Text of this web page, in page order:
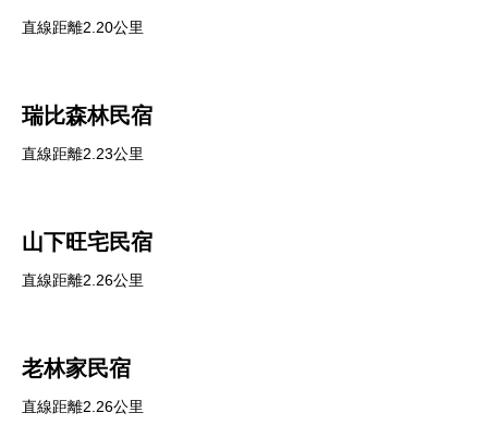
直線距離2.20公里
瑞比森林民宿
直線距離2.23公里
山下旺宅民宿
直線距離2.26公里
老林家民宿
直線距離2.26公里